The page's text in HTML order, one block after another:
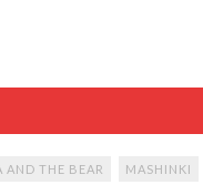
AND THE BEAR MASHINKI